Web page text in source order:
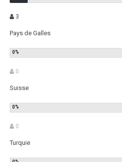
3
Pays de Galles
0
Suisse
0
Turquie